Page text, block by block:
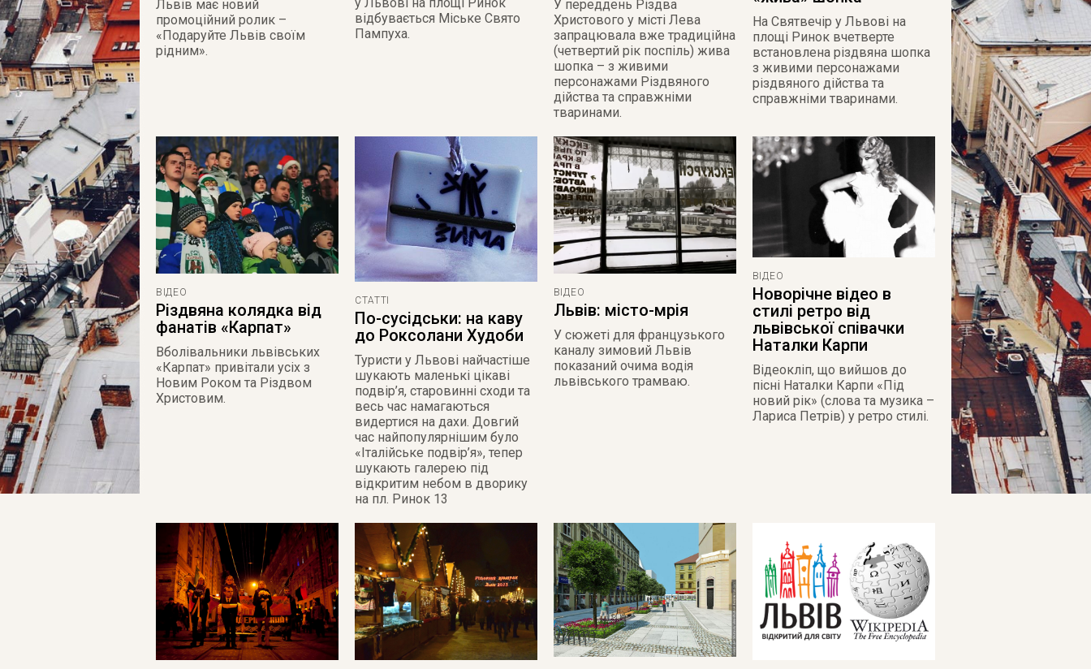
Львів має новий
промоційний ролик –
«Подаруйте Львів своїм
рідним».
відбувається Міське Свято
Пампуха.
У переддень Різдва
Христового у місті Лева
запрацювала вже традиційна
(четвертий рік поспіль) жива
шопка – з живими
персонажами Різдвяного
дійства та справжніми
тваринами.
На Святвечір у Львові на
площі Ринок вчетверте
встановлена різдвяна шопка
з живими персонажами
різдвяного дійства та
справжніми тваринами.
ВІДЕО
Різдвяна колядка від
фанатів «Карпат»
Вболівальники львівських
«Карпат» привітали усіх з
Новим Роком та Різдвом
Христовим.
СТАТТІ
По-сусідськи: на каву
до Роксолани Худоби
Туристи у Львові найчастіше
шукають маленькі цікаві
подвір’я, старовинні сходи та
весь час намагаються
видертися на дахи. Довгий
час найпопулярнішим було
«Італійське подвір’я», тепер
шукають галерею під
відкритим небом в дворику
на пл. Ринок 13
ВІДЕО
Львів: місто-мрія
У cюжеті для французького
каналу зимовий Львів
показаний очима водія
львівського трамваю.
ВІДЕО
Новорічне відео в
стилі ретро від
львівської співачки
Наталки Карпи
Відеокліп, що вийшов до
пісні Наталки Карпи «Під
новий рік» (слова та музика –
Лариса Петрів) у ретро стилі.